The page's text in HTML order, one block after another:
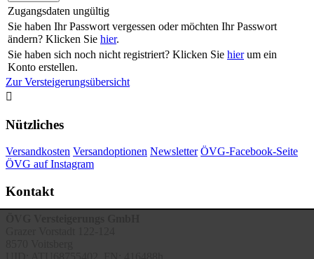
Zugangsdaten ungültig
Sie haben Ihr Passwort vergessen oder möchten Ihr Passwort
ändern? Klicken Sie hier.
Sie haben sich noch nicht registriert? Klicken Sie hierum ein
Konto erstellen.
Zur Versteigerungsübersicht

Nützliches
Versandkosten Versandoptionen Newsletter ÖVG-Facebook-Seite
ÖVG auf Instagram
Kontakt